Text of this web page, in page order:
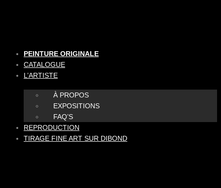
PEINTURE ORIGINALE
CATALOGUE
L’ARTISTE
À PROPOS
EXPOSITIONS
FAQ’S
REPRODUCTION
TIRAGE FINE ART SUR DIBOND